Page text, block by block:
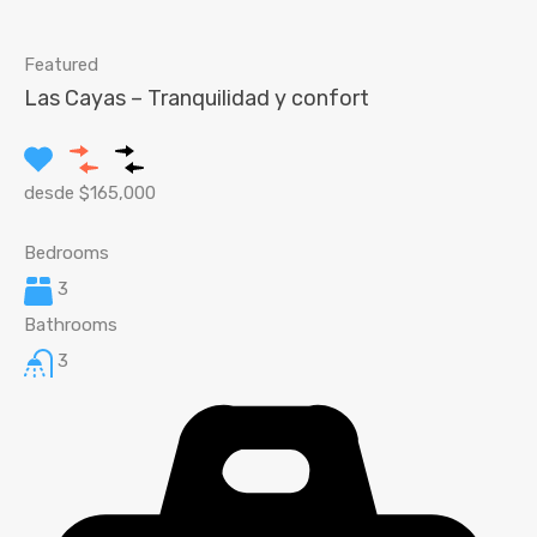
Featured
Las Cayas – Tranquilidad y confort
desde $165,000
Bedrooms
3
Bathrooms
3